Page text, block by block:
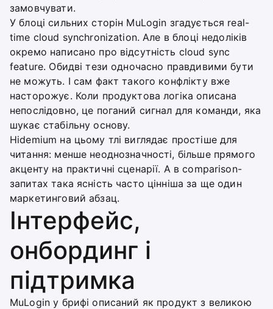
замовчувати.
У блоці сильних сторін MuLogin згадується real-
time cloud synchronization. Але в блоці недоліків
окремо написано про відсутність cloud sync
feature. Обидві тези одночасно правдивими бути
не можуть. І сам факт такого конфлікту вже
насторожує. Коли продуктова логіка описана
непослідовно, це поганий сигнал для команди, яка
шукає стабільну основу.
Hidemium на цьому тлі виглядає простіше для
читання: менше неоднозначності, більше прямого
акценту на практичні сценарії. А в comparison-
запитах така ясність часто цінніша за ще один
маркетинговий абзац.
Інтерфейс,
онбординг і
підтримка
MuLogin у брифі описаний як продукт з великою